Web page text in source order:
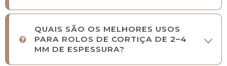
QUAIS SÃO OS MELHORES USOS
PARA ROLOS DE CORTIÇA DE 2–4
MM DE ESPESSURA?